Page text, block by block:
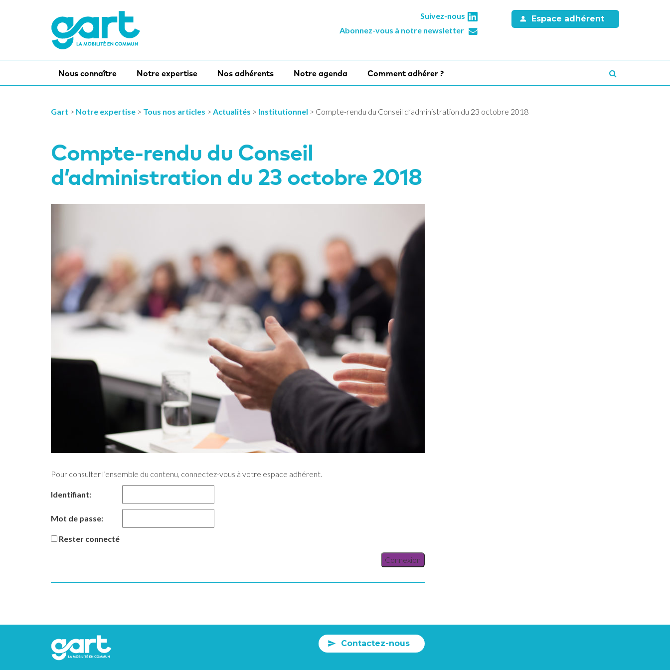
Suivez-nous
Abonnez-vous à notre newsletter
Espace adhérent
Nous connaître Notre expertise Nos adhérents Notre agenda Comment adhérer ?
Gart > Notre expertise > Tous nos articles > Actualités > Institutionnel > Compte-rendu du Conseil d’administration du 23 octobre 2018
Compte-rendu du Conseil
d’administration du 23 octobre 2018
Pour consulter l’ensemble du contenu, connectez-vous à votre espace adhérent.
Identifiant:
Mot de passe:
Rester connecté
Connexion
Contactez-nous